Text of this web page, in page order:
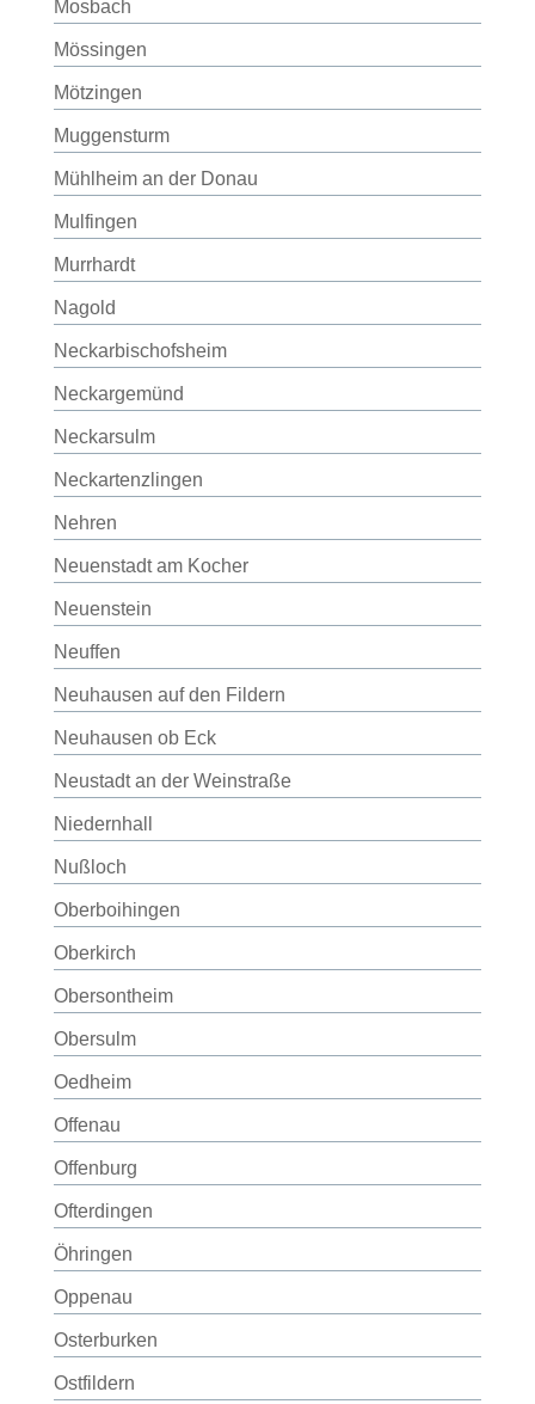
Mosbach
Mössingen
Mötzingen
Muggensturm
Mühlheim an der Donau
Mulfingen
Murrhardt
Nagold
Neckarbischofsheim
Neckargemünd
Neckarsulm
Neckartenzlingen
Nehren
Neuenstadt am Kocher
Neuenstein
Neuffen
Neuhausen auf den Fildern
Neuhausen ob Eck
Neustadt an der Weinstraße
Niedernhall
Nußloch
Oberboihingen
Oberkirch
Obersontheim
Obersulm
Oedheim
Offenau
Offenburg
Ofterdingen
Öhringen
Oppenau
Osterburken
Ostfildern